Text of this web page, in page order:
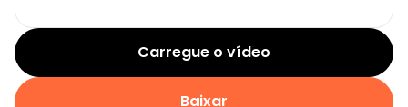
Carregue o vídeo
Baixar